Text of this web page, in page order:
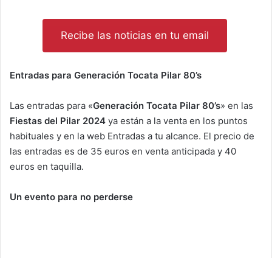
Recibe las noticias en tu email
Entradas para Generación Tocata Pilar 80’s
Las entradas para «Generación Tocata Pilar 80’s» en las
Fiestas del Pilar 2024 ya están a la venta en los puntos
habituales y en la web Entradas a tu alcance. El precio de
las entradas es de 35 euros en venta anticipada y 40
euros en taquilla.
Un evento para no perderse